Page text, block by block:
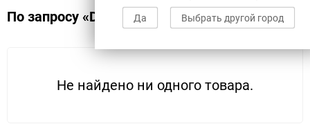
Да Выбрать другой город
По запросу «Dream Toys»
Не найдено ни одного товара.